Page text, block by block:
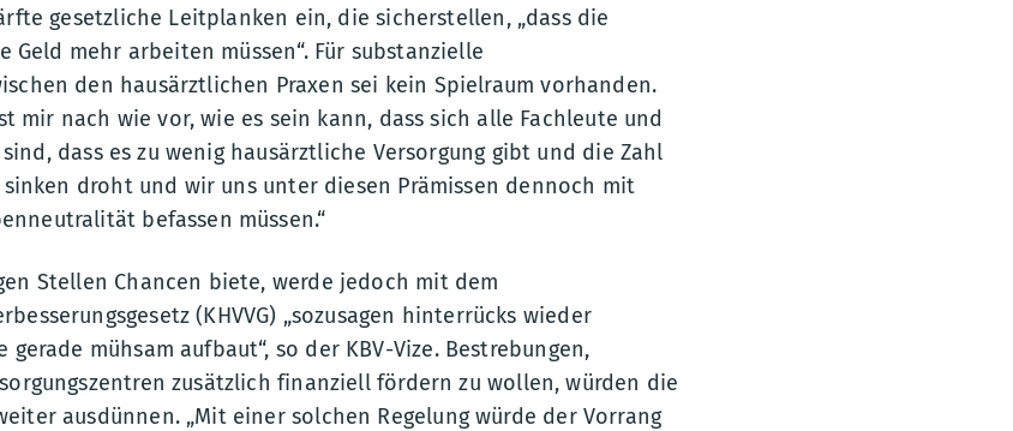
gesetzliche Leitplanken ein, die sicherstellen, „dass die
Geld mehr arbeiten müssen“. Für substanzielle
den hausärztlichen Praxen sei kein Spielraum vorhanden.
mir nach wie vor, wie es sein kann, dass sich alle Fachleute und
dass es zu wenig hausärztliche Versorgung gibt und die Zahl
droht und wir uns unter diesen Prämissen dennoch mit
befassen müssen.“
Stellen Chancen biete, werde jedoch mit dem
(KHVVG) „sozusagen hinterrücks wieder
mühsam aufbaut“, so der KBV-Vize. Bestrebungen,
zusätzlich finanziell fördern zu wollen, würden die
ausdünnen. „Mit einer solchen Regelung würde der Vorrang